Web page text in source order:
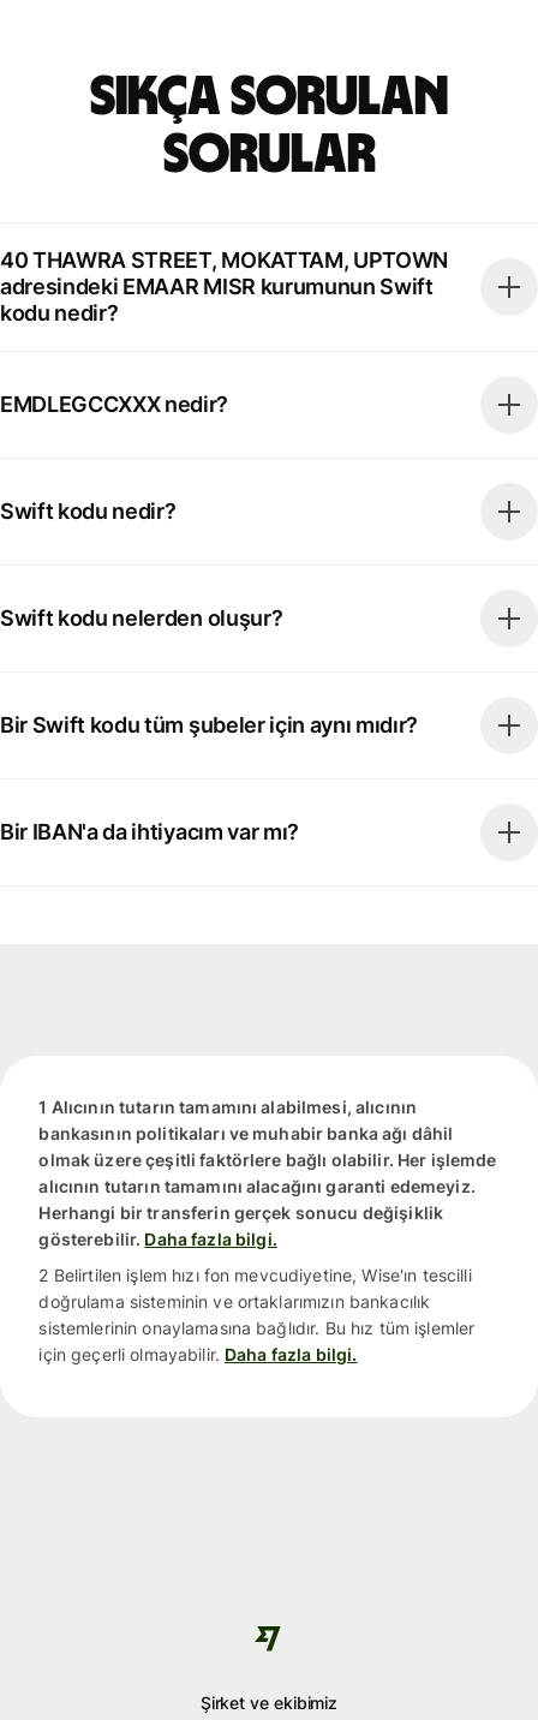
Sıkça Sorulan
Sorular
40 THAWRA STREET, MOKATTAM, UPTOWN
adresindeki EMAAR MISR kurumunun Swift
kodu nedir?
EMDLEGCCXXX nedir?
Swift kodu nedir?
Swift kodu nelerden oluşur?
Bir Swift kodu tüm şubeler için aynı mıdır?
Bir IBAN'a da ihtiyacım var mı?
1 Alıcının tutarın tamamını alabilmesi, alıcının
bankasının politikaları ve muhabir banka ağı dâhil
olmak üzere çeşitli faktörlere bağlı olabilir. Her işlemde
alıcının tutarın tamamını alacağını garanti edemeyiz.
Herhangi bir transferin gerçek sonucu değişiklik
gösterebilir. Daha fazla bilgi.
2 Belirtilen işlem hızı fon mevcudiyetine, Wise'ın tescilli
doğrulama sisteminin ve ortaklarımızın bankacılık
sistemlerinin onaylamasına bağlıdır. Bu hız tüm işlemler
için geçerli olmayabilir. Daha fazla bilgi.
Şirket ve ekibimiz